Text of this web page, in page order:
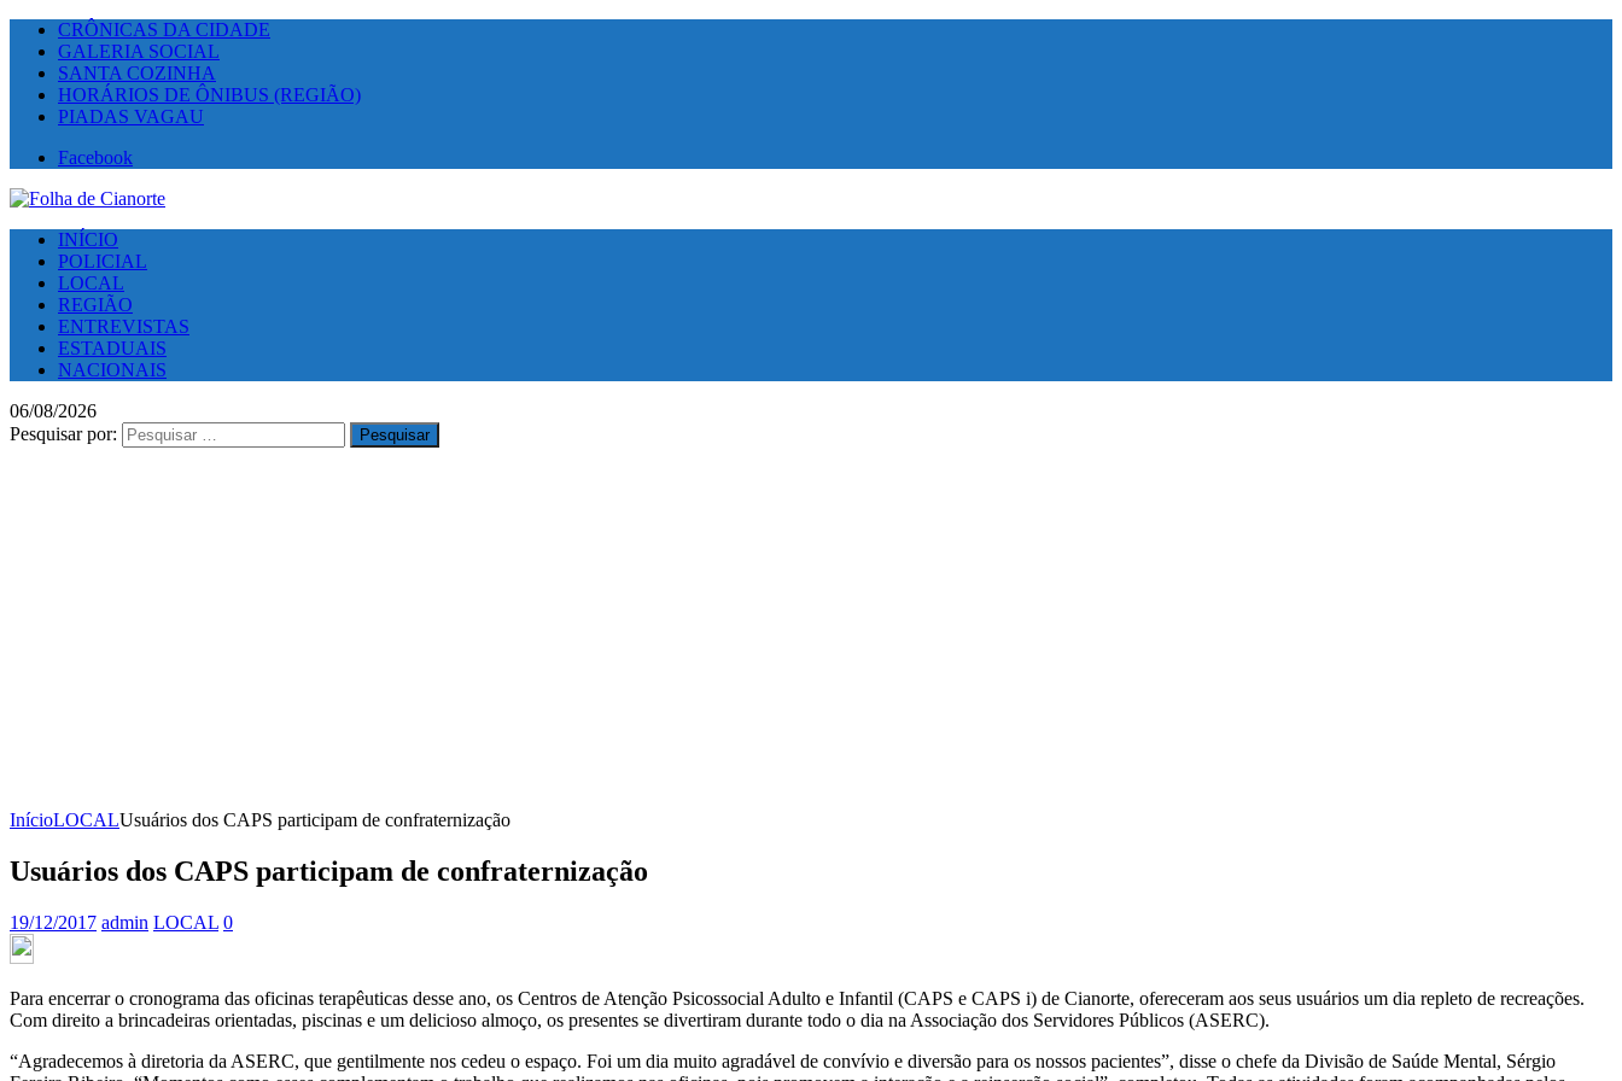
CRÔNICAS DA CIDADE
GALERIA SOCIAL
SANTA COZINHA
HORÁRIOS DE ÔNIBUS (REGIÃO)
PIADAS VAGAU
Facebook
INÍCIO
POLICIAL
LOCAL
REGIÃO
ENTREVISTAS
ESTADUAIS
NACIONAIS
06/08/2026
Pesquisar por:
InícioLOCALUsuários dos CAPS participam de confraternização
Usuários dos CAPS participam de confraternização
19/12/2017 admin LOCAL 0
Para encerrar o cronograma das oficinas terapêuticas desse ano, os Centros de Atenção Psicossocial Adulto e Infantil (CAPS e CAPS i) de Cianorte, ofereceram aos seus usuários um dia repleto de recreações.
Com direito a brincadeiras orientadas, piscinas e um delicioso almoço, os presentes se divertiram durante todo o dia na Associação dos Servidores Públicos (ASERC).
“Agradecemos à diretoria da ASERC, que gentilmente nos cedeu o espaço. Foi um dia muito agradável de convívio e diversão para os nossos pacientes”, disse o chefe da Divisão de Saúde Mental, Sérgio